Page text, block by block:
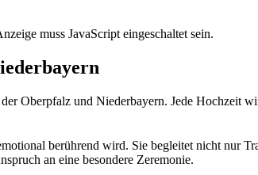
muss JavaScript eingeschaltet sein.
Oberpfalz und Niederbayern. Jede Hochzeit
berührend wird. Sie begleitet nicht nur
an eine besondere Zeremonie.